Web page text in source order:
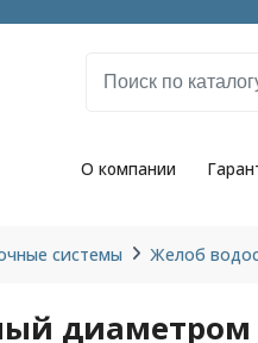
О компании
системы Желоб